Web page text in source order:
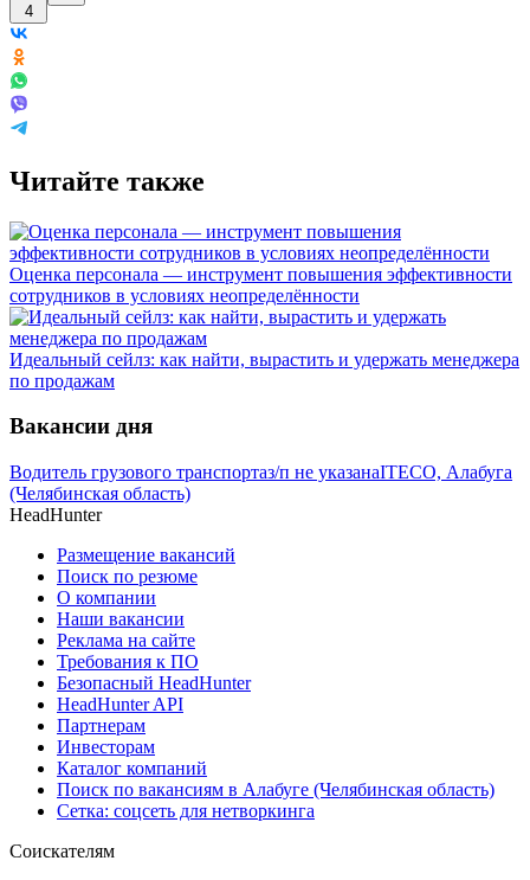
4
Читайте также
Оценка персонала — инструмент повышения эффективности
сотрудников в условиях неопределённости
Идеальный сейлз: как найти, вырастить и удержать менеджера
по продажам
Вакансии дня
Водитель грузового транспортаз/п не указанаITECO, Алабуга
(Челябинская область)
HeadHunter
Размещение вакансий
Поиск по резюме
О компании
Наши вакансии
Реклама на сайте
Требования к ПО
Безопасный HeadHunter
HeadHunter API
Партнерам
Инвесторам
Каталог компаний
Поиск по вакансиям в Алабуге (Челябинская область)
Сетка: соцсеть для нетворкинга
Соискателям